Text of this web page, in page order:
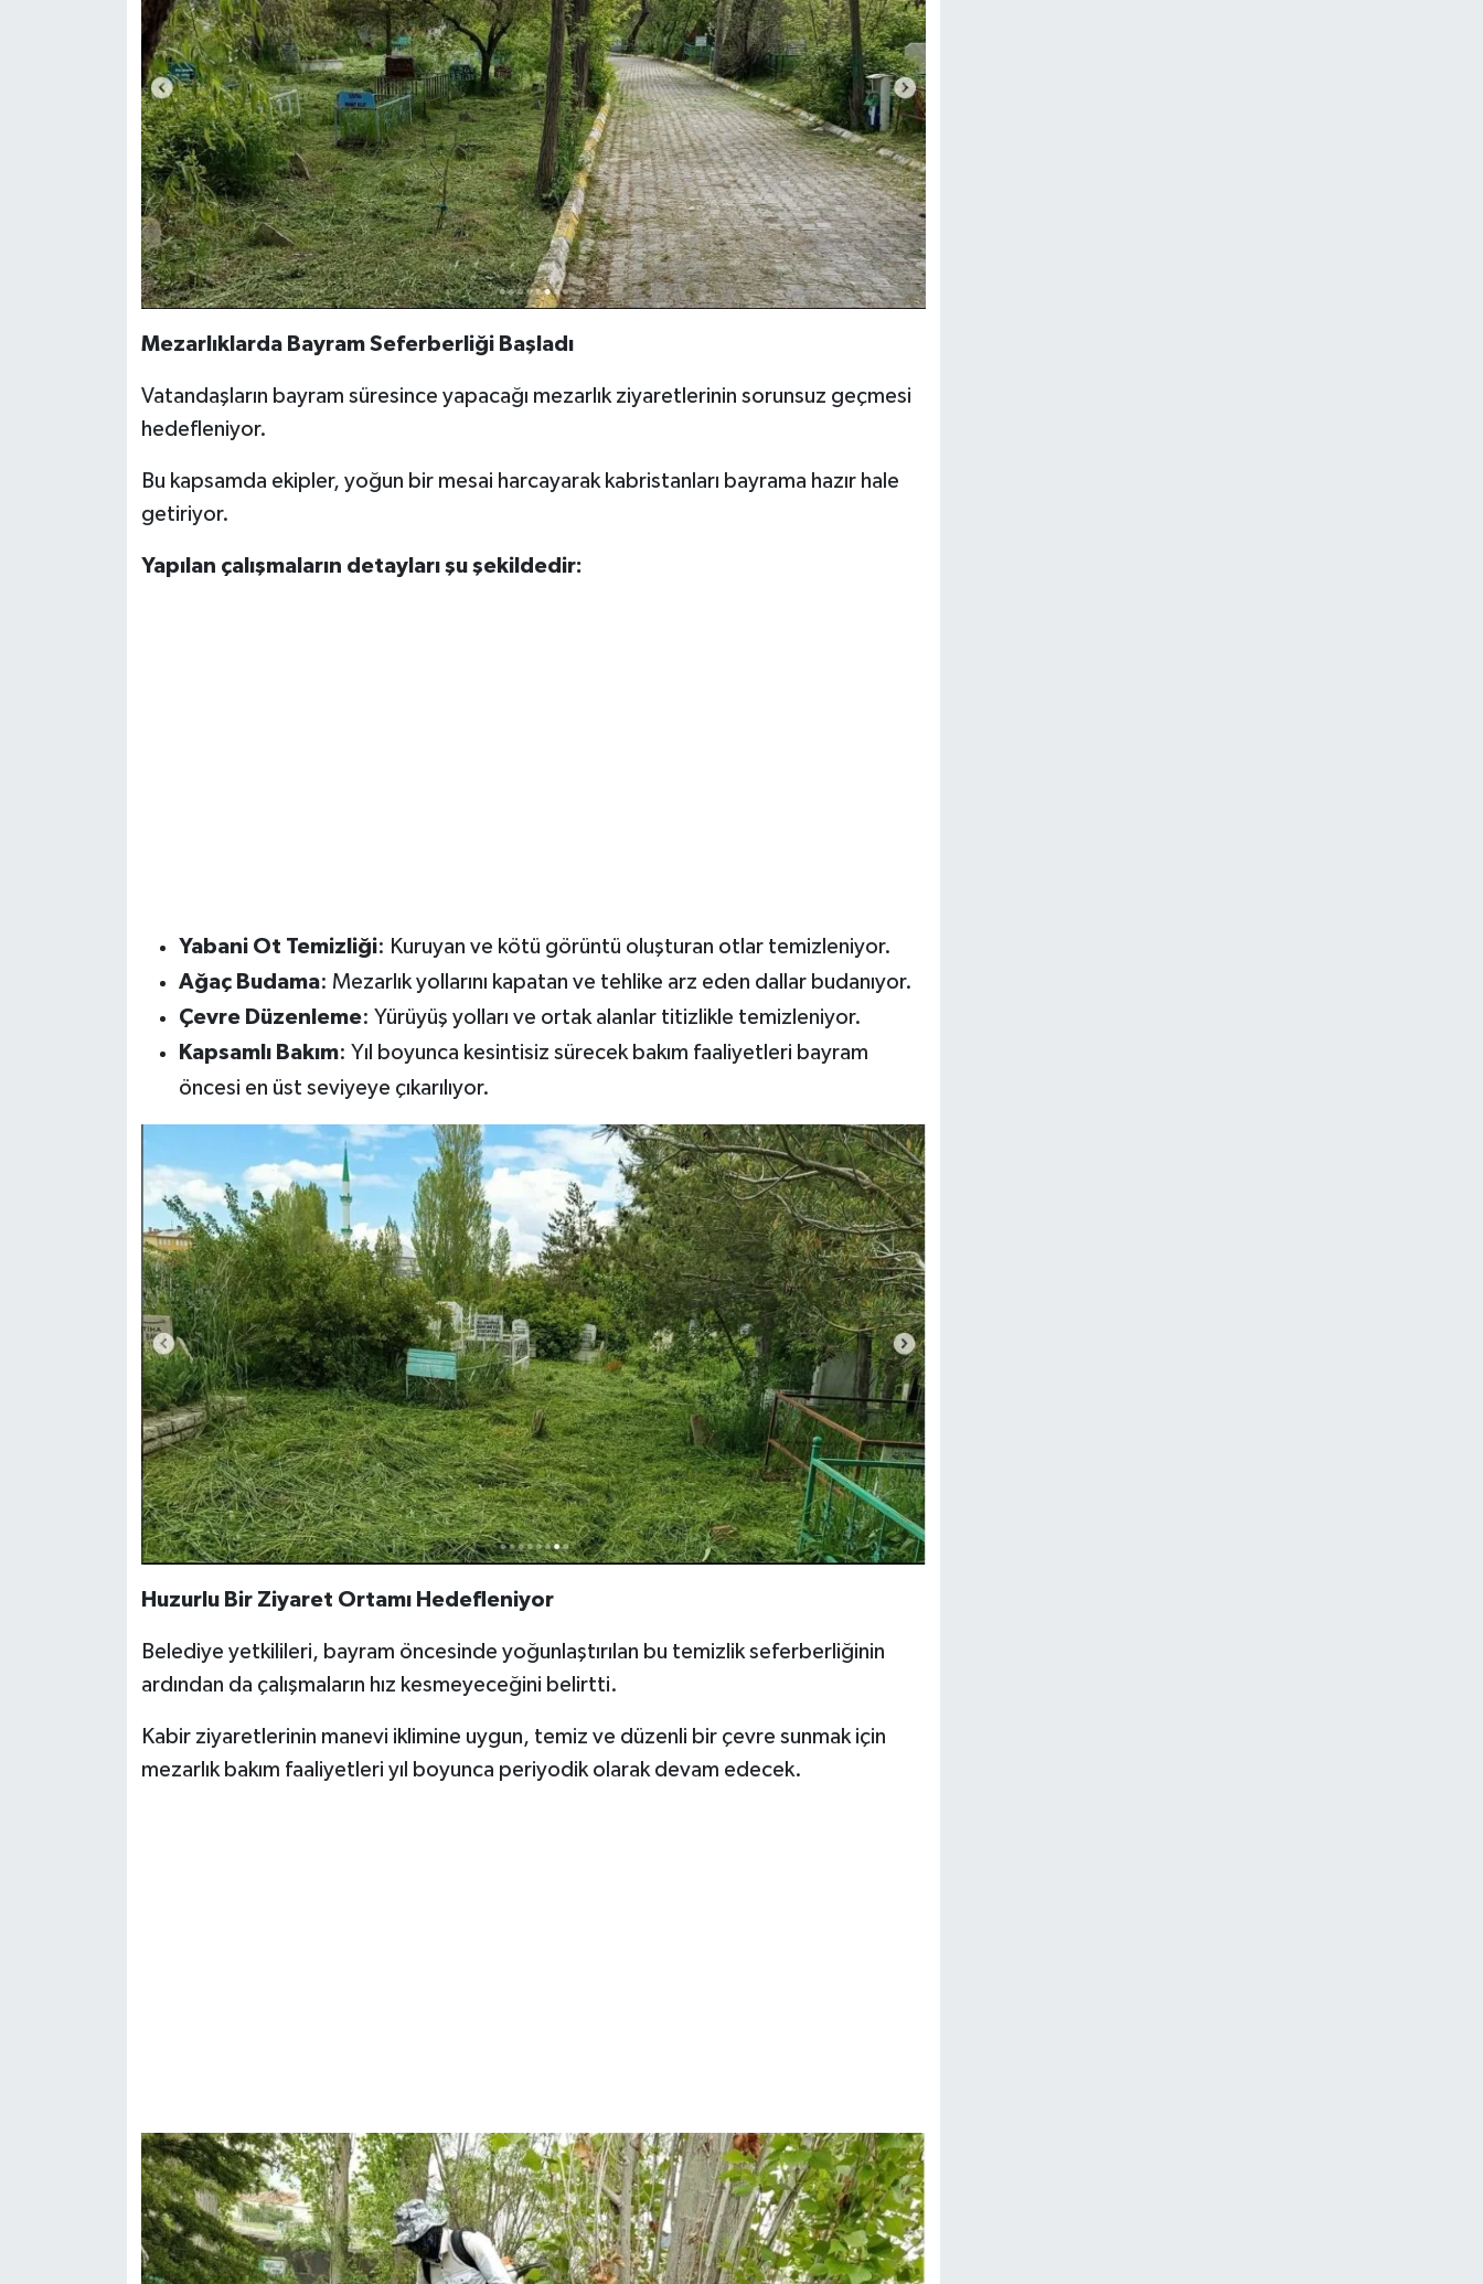
Mezarlıklarda Bayram Seferberliği Başladı
Vatandaşların bayram süresince yapacağı mezarlık ziyaretlerinin sorunsuz geçmesi
hedefleniyor.
Bu kapsamda ekipler, yoğun bir mesai harcayarak kabristanları bayrama hazır hale
getiriyor.
Yapılan çalışmaların detayları şu şekildedir:
Yabani Ot Temizliği: Kuruyan ve kötü görüntü oluşturan otlar temizleniyor.
Ağaç Budama: Mezarlık yollarını kapatan ve tehlike arz eden dallar budanıyor.
Çevre Düzenleme: Yürüyüş yolları ve ortak alanlar titizlikle temizleniyor.
Kapsamlı Bakım: Yıl boyunca kesintisiz sürecek bakım faaliyetleri bayram
öncesi en üst seviyeye çıkarılıyor.
Huzurlu Bir Ziyaret Ortamı Hedefleniyor
Belediye yetkilileri, bayram öncesinde yoğunlaştırılan bu temizlik seferberliğinin
ardından da çalışmaların hız kesmeyeceğini belirtti.
Kabir ziyaretlerinin manevi iklimine uygun, temiz ve düzenli bir çevre sunmak için
mezarlık bakım faaliyetleri yıl boyunca periyodik olarak devam edecek.